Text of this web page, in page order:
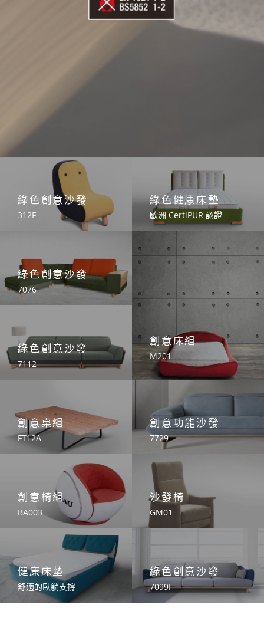
綠色創意沙發
312F
綠色創意沙發
7076
綠色創意沙發
7112
綠色健康床墊
歐洲 CertiPUR 認證
創意床組
M201
創意桌組
FT12A
創意椅組
BA003
健康床墊
舒適的臥躺支撐
創意功能沙發
7729
沙發椅
GM01
綠色創意沙發
7099F